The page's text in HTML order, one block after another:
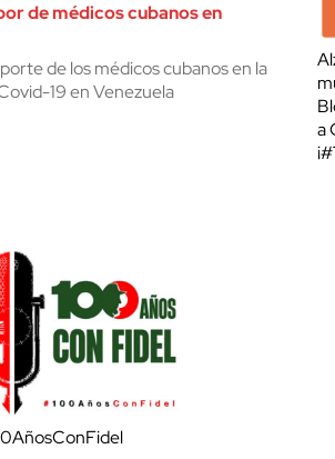
de médicos cubanos en
de los médicos cubanos en la
19 en Venezuela
a